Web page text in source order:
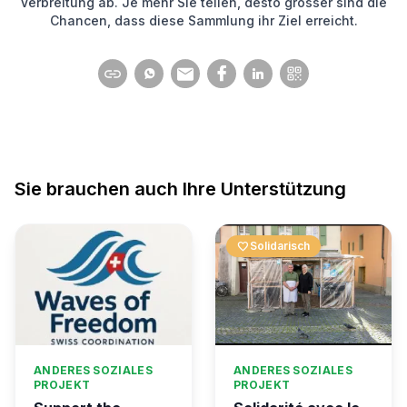
Chancen, dass diese Sammlung ihr Ziel erreicht.
Sie brauchen auch Ihre Unterstützung
ANDERES SOZIALES
PROJEKT
favorite Solidarisch
ANDERES SOZIALES
PROJEKT